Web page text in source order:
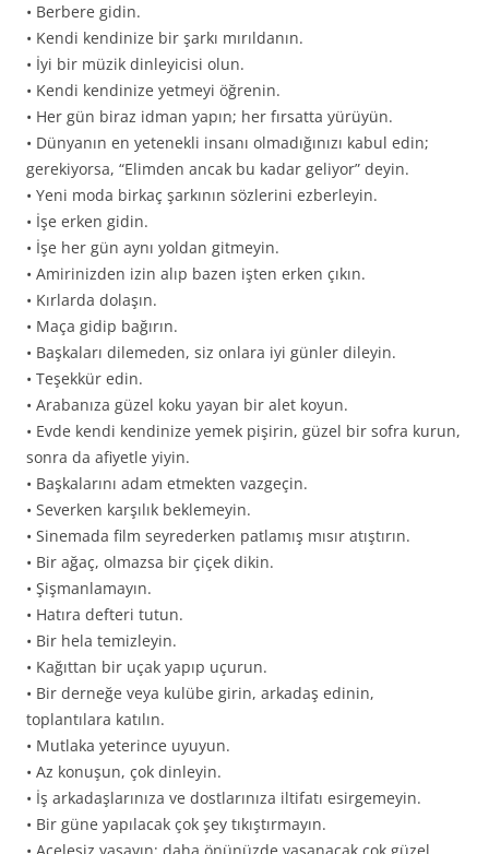
• Berbere gidin.
• Kendi kendinize bir şarkı mırıldanın.
• İyi bir müzik dinleyicisi olun.
• Kendi kendinize yetmeyi öğrenin.
• Her gün biraz idman yapın; her fırsatta yürüyün.
• Dünyanın en yetenekli insanı olmadığınızı kabul edin;
gerekiyorsa, “Elimden ancak bu kadar geliyor” deyin.
• Yeni moda birkaç şarkının sözlerini ezberleyin.
• İşe erken gidin.
• İşe her gün aynı yoldan gitmeyin.
• Amirinizden izin alıp bazen işten erken çıkın.
• Kırlarda dolaşın.
• Maça gidip bağırın.
• Başkaları dilemeden, siz onlara iyi günler dileyin.
• Teşekkür edin.
• Arabanıza güzel koku yayan bir alet koyun.
• Evde kendi kendinize yemek pişirin, güzel bir sofra kurun,
sonra da afiyetle yiyin.
• Başkalarını adam etmekten vazgeçin.
• Severken karşılık beklemeyin.
• Sinemada film seyrederken patlamış mısır atıştırın.
• Bir ağaç, olmazsa bir çiçek dikin.
• Şişmanlamayın.
• Hatıra defteri tutun.
• Bir hela temizleyin.
• Kağıttan bir uçak yapıp uçurun.
• Bir derneğe veya kulübe girin, arkadaş edinin,
toplantılara katılın.
• Mutlaka yeterince uyuyun.
• Az konuşun, çok dinleyin.
• İş arkadaşlarınıza ve dostlarınıza iltifatı esirgemeyin.
• Bir güne yapılacak çok şey tıkıştırmayın.